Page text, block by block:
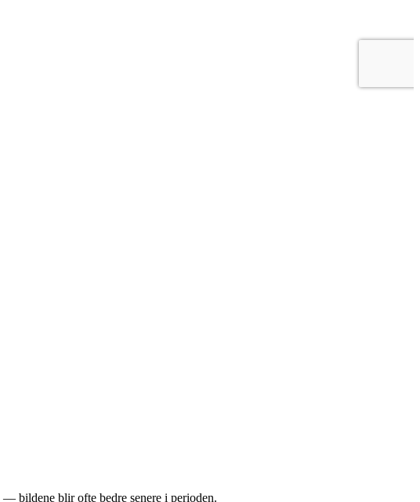
bildene blir ofte bedre senere i perioden.